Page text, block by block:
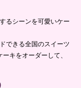
るシーンを可愛いケー
できる全国のスイーツ
キをオーダーして、